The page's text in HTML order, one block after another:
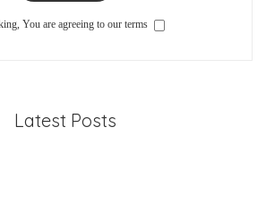
You are agreeing to our terms.
Latest Posts